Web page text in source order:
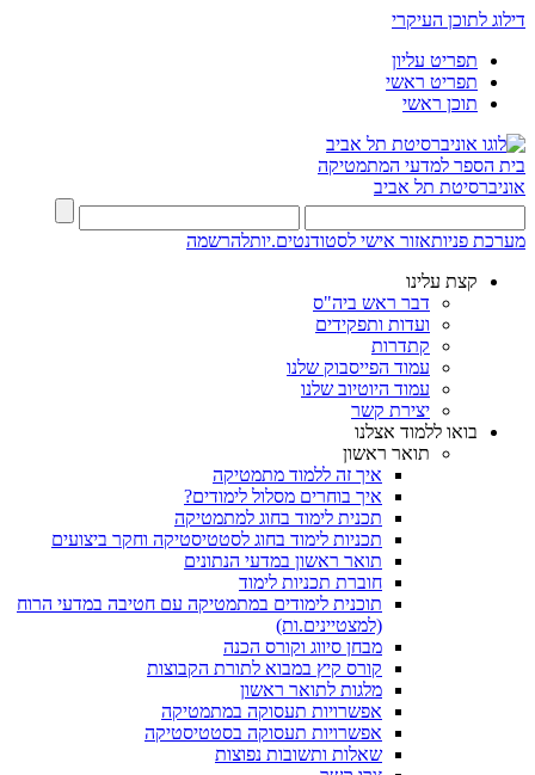
דילוג לתוכן העיקרי
תפריט עליון
תפריט ראשי
תוכן ראשי
בית הספר למדעי המתמטיקה
אוניברסיטת תל אביב
מערכת פניותאזור אישי לסטודנטים.יותלהרשמה
קצת עלינו
דבר ראש ביה"ס
ועדות ותפקידים
קתדרות
עמוד הפייסבוק שלנו
עמוד היוטיוב שלנו
יצירת קשר
בואו ללמוד אצלנו
תואר ראשון
איך זה ללמוד מתמטיקה
איך בוחרים מסלול לימודים?
תכנית לימוד בחוג למתמטיקה
תכניות לימוד בחוג לסטטיסטיקה וחקר ביצועים
תואר ראשון במדעי הנתונים
חוברת תכניות לימוד
תוכנית לימודים במתמטיקה עם חטיבה במדעי הרוח
(למצטיינים.ות)
מבחן סיווג וקורס הכנה
קורס קיץ במבוא לתורת הקבוצות
מלגות לתואר ראשון
אפשרויות תעסוקה במתמטיקה
אפשרויות תעסוקה בסטטיסטיקה
שאלות ותשובות נפוצות